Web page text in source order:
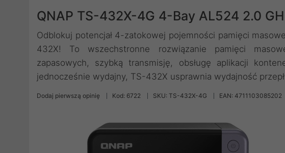
QNAP TS-432X-4G 4-Bay AL524 2.0
Odblokuj potencjał 4-zatokowej pojemności pamięci
432X! To wszechstronne rozwiązanie pamięci
zapasowych, szybką transmisję, obsługę aplikacji
jednocześnie wydajny, TS-432X usprawnia wydajność
Dodaj pierwszą opinię Kod: 6722 SKU: TS-432X-4G EAN: 4711103085202